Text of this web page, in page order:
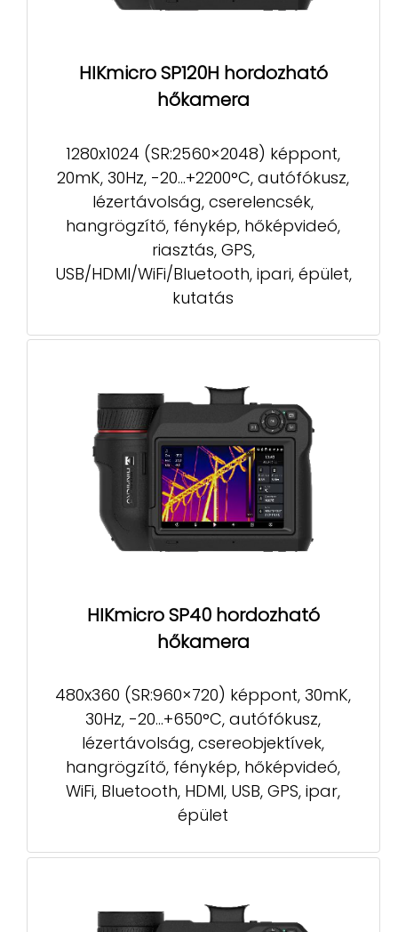
HIKmicro SP120H hordozható
hőkamera
1280x1024 (SR:2560×2048) képpont,
20mK, 30Hz, -20...+2200°C, autófókusz,
lézertávolság, cserelencsék,
hangrögzítő, fénykép, hőképvideó,
riasztás, GPS,
USB/HDMI/WiFi/Bluetooth, ipari, épület,
kutatás
HIKmicro SP40 hordozható
hőkamera
480x360 (SR:960×720) képpont, 30mK,
30Hz, -20...+650°C, autófókusz,
lézertávolság, csereobjektívek,
hangrögzítő, fénykép, hőképvideó,
WiFi, Bluetooth, HDMI, USB, GPS, ipar,
épület